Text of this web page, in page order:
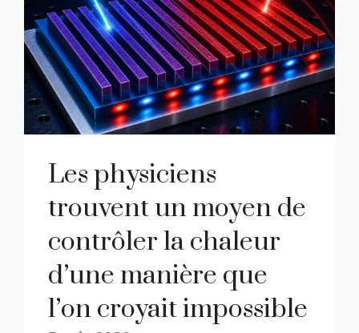
Les physiciens
trouvent un moyen de
contrôler la chaleur
d’une manière que
l’on croyait impossible